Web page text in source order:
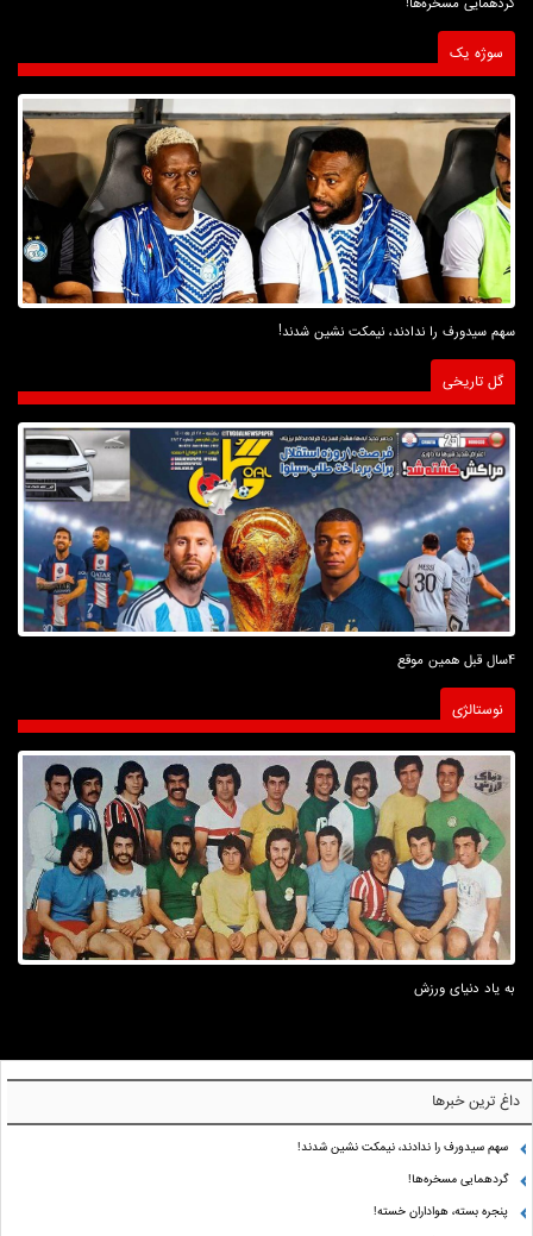
سوژه یک
سهم سیدورف را ندادند، نیمکت نشین شدند!
گل تاریخی
4سال قبل همین موقع
نوستالژی
به یاد دنیای ورزش
داغ ترین خبرها
سهم سیدورف را ندادند، نیمکت نشین شدند!
گردهمایی مسخره‌ها!
پنجره بسته، هواداران خسته!